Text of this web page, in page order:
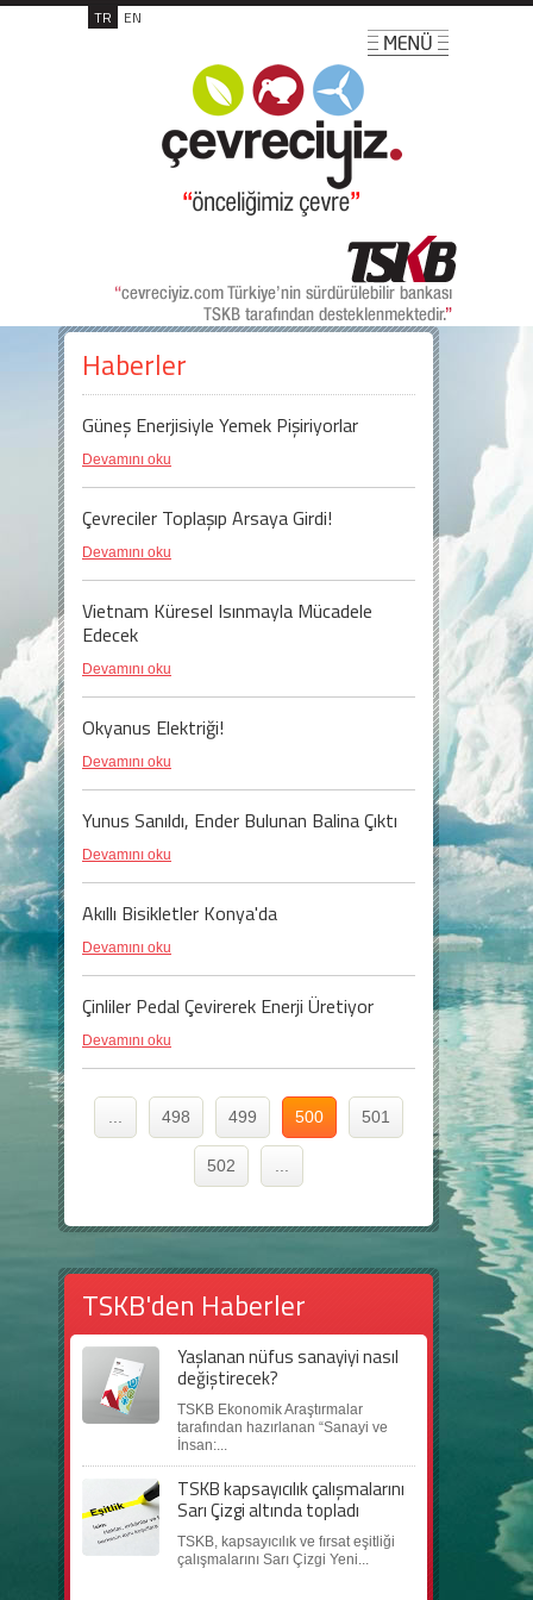
TR EN
Haberler
Güneş Enerjisiyle Yemek Pişiriyorlar
Devamını oku
Çevreciler Toplaşıp Arsaya Girdi!
Devamını oku
Vietnam Küresel Isınmayla Mücadele
Edecek
Devamını oku
Okyanus Elektriği!
Devamını oku
Yunus Sanıldı, Ender Bulunan Balina Çıktı
Devamını oku
Akıllı Bisikletler Konya'da
Devamını oku
Çinliler Pedal Çevirerek Enerji Üretiyor
Devamını oku
498 499 500 501
502
TSKB'den Haberler
Yaşlanan nüfus sanayiyi nasıl
değiştirecek?
TSKB Ekonomik Araştırmalar
tarafından hazırlanan “Sanayi ve
İnsan:...
TSKB kapsayıcılık çalışmalarını
Sarı Çizgi altında topladı
TSKB, kapsayıcılık ve fırsat eşitliği
çalışmalarını Sarı Çizgi Yeni...